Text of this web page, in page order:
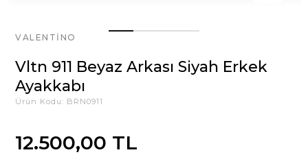
VALENTINO
Vltn 911 Beyaz Arkası Siyah Erkek
Ayakkabı
Ürün Kodu: BRN0911
12.500,00 TL